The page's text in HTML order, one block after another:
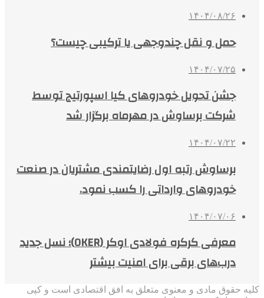
۱۴۰۴/۰۸/۲۶
حمل و نقل چندوجهی یا ترکیبی چیست؟
۱۴۰۴/۰۷/۲۵
جشن تحویل خودروهای کیا اسپورتیج توسط
شرکت برساوش در مهرماه برگزار شد
۱۴۰۴/۰۷/۲۲
برساوش رتبه اول رضایتمندی مشتریان در صنعت
خودروهای وارداتی را کسب نمود.
۱۴۰۴/۰۷/۰۶
معرفی کرکره فولادی اوکر (OKER)؛ نسل جدید
درب‌های برقی برای امنیت بیشتر
کلیه حقوق مادی و معنوی متعلق به افق اقتصادی است و کپی